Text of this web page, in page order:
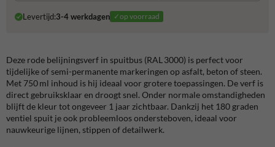
Levertijd:3-4 werkdagen ✓op voorraad
Deze rode belijningsverf in spuitbus (RAL 3000) is perfect voor
tijdelijke of semi-permanente markeringen op asfalt, beton of steen.
Met 750 ml inhoud is hij ideaal voor grotere toepassingen. De verf is
direct gebruiksklaar en droogt snel. Onder normale omstandigheden
blijft de kleur tot ongeveer 1 jaar zichtbaar. Dankzij het 180 graden
ventiel spuit je ook probleemloos ondersteboven, ideaal voor
nauwkeurige lijnen, stippen of detailwerk.